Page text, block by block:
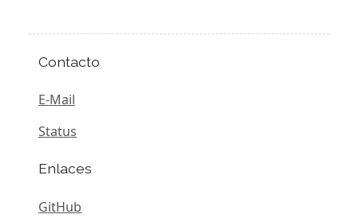
Contacto
E-Mail
Status
Enlaces
GitHub